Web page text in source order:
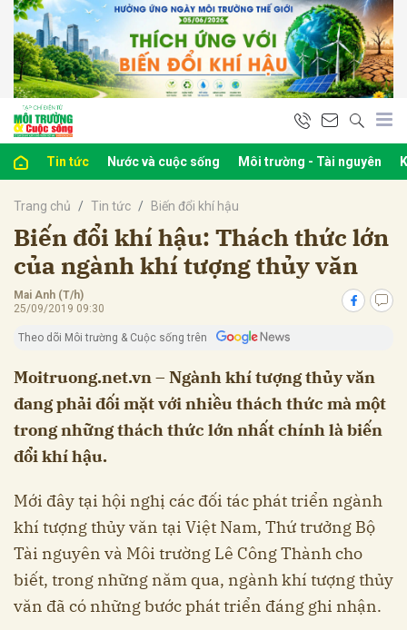
Tin tức Nước và cuộc sống Môi trường - Tài nguyên
Trang chủ Tin tức Biến đổi khí hậu
Biến đổi khí hậu: Thách thức lớn
của ngành khí tượng thủy văn
Mai Anh (T/h)
25/09/2019 09:30
Theo dõi Môi trường & Cuộc sống trên
Moitruong.net.vn – Ngành khí tượng thủy văn
đang phải đối mặt với nhiều thách thức mà một
trong những thách thức lớn nhất chính là biến
đổi khí hậu.
Mới đây tại hội nghị các đối tác phát triển ngành
khí tượng thủy văn tại Việt Nam, Thứ trưởng Bộ
Tài nguyên và Môi trường Lê Công Thành cho
biết, trong những năm qua, ngành khí tượng thủy
văn đã có những bước phát triển đáng ghi nhận.
luận